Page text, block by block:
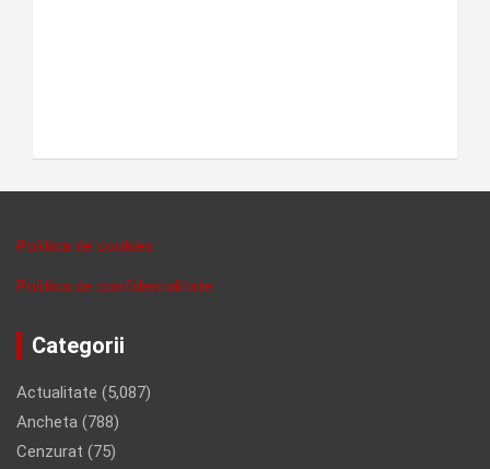
Politica de cookies
Politica de confidentalitate
Categorii
Actualitate (5,087)
Ancheta (788)
Cenzurat (75)